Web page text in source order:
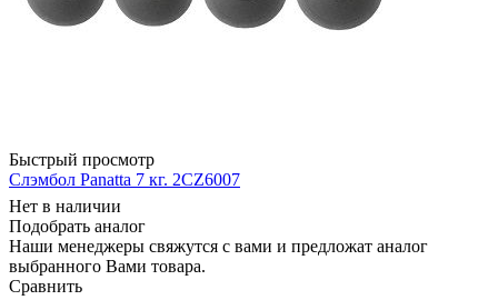
Быстрый просмотр
Слэмбол Panatta 7 кг. 2CZ6007
Нет в наличии
Подобрать аналог
Наши менеджеры свяжутся с вами и предложат аналог
выбранного Вами товара.
Сравнить